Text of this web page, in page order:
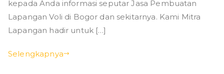
kepada Anda informasi seputar Jasa Pembuatan
Lapangan Voli di Bogor dan sekitarnya. Kami Mitra
Lapangan hadir untuk […]
Selengkapnya